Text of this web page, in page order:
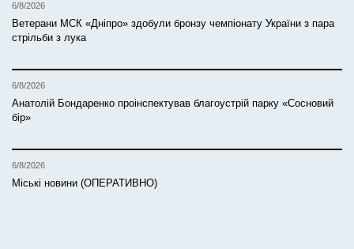
6/8/2026
Ветерани МСК «Дніпро» здобули бронзу чемпіонату України з пара
стрільби з лука
6/8/2026
Анатолій Бондаренко проінспектував благоустрій парку «Сосновий
бір»
6/8/2026
Міські новини (ОПЕРАТИВНО)